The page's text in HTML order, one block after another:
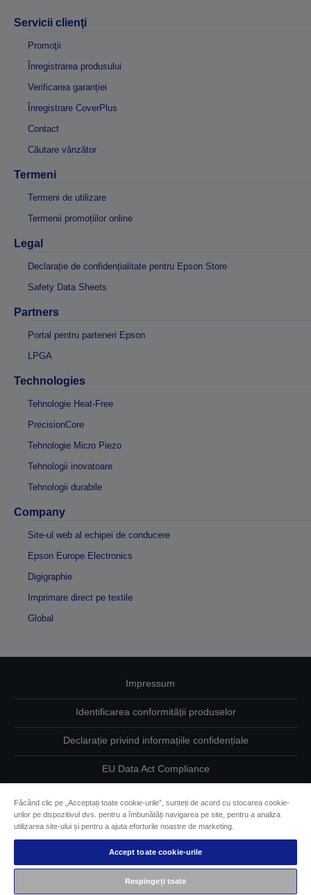
Servicii clienţi
Promoţii
Înregistrarea produsului
Verificarea garanției
Înregistrare CoverPlus
Contact
Căutare vânzător
Termeni
Termeni de utilizare
Termenii promoțiilor online
Legal
Declarație de confidențialitate pentru Epson Store
Safety Data Sheets
Partners
Portal pentru parteneri Epson
LPGA
Technologies
Tehnologie Heat-Free
PrecisionCore
Tehnologie Micro Piezo
Tehnologii inovatoare
Tehnologii durabile
Company
Site-ul web al echipei de conducere
Epson Europe Electronics
Digigraphie
Imprimare direct pe textile
Global
Impressum
Identificarea conformității produselor
Declarație privind informațiile confidențiale
EU Data Act Compliance
Informaţii despre modulele cookie
Angajamentul Epson pe linie de accesibilitate
Făcând clic pe „Acceptați toate cookie-urile”, sunteți de acord cu stocarea cookie-
urilor pe dispozitivul dvs. pentru a îmbunătăți navigarea pe site, pentru a analiza
utilizarea site-ului și pentru a ajuta eforturile noastre de marketing.
Accept toate cookie-urile
Respingeți toate